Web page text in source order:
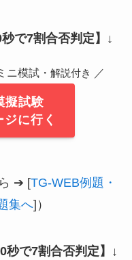
で7割合否判定】 ↓
ニ模試・ 解説付き ／
擬試験
に行く
➔ [TG-WEB例題・
集へ]）
で7割合否判定】 ↓